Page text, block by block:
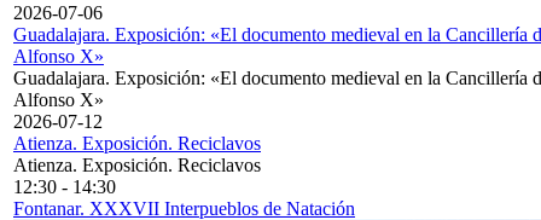
2026-07-06
Guadalajara. Exposición: «El documento medieval en la Cancillería
Alfonso X»
Guadalajara. Exposición: «El documento medieval en la Cancillería
Alfonso X»
2026-07-12
Atienza. Exposición. Reciclavos
Atienza. Exposición. Reciclavos
12:30 - 14:30
Fontanar. XXXVII Interpueblos de Natación